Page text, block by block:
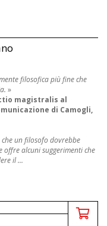
filosofica più fine che
»
magistralis al
di Camogli,
che un filosofo dovrebbe
offre alcuni suggerimenti che
il ...